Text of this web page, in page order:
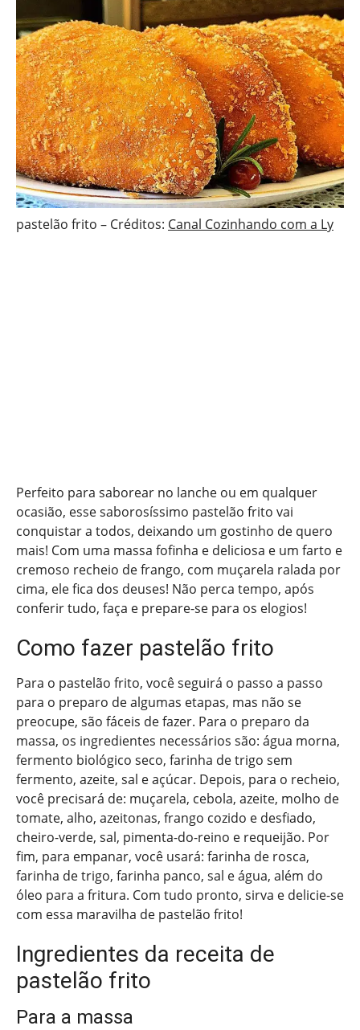
pastelão frito – Créditos: Canal Cozinhando com a Ly
Perfeito para saborear no lanche ou em qualquer
ocasião, esse saborosíssimo pastelão frito vai
conquistar a todos, deixando um gostinho de quero
mais! Com uma massa fofinha e deliciosa e um farto e
cremoso recheio de frango, com muçarela ralada por
cima, ele fica dos deuses! Não perca tempo, após
conferir tudo, faça e prepare-se para os elogios!
Como fazer pastelão frito
Para o pastelão frito, você seguirá o passo a passo
para o preparo de algumas etapas, mas não se
preocupe, são fáceis de fazer. Para o preparo da
massa, os ingredientes necessários são: água morna,
fermento biológico seco, farinha de trigo sem
fermento, azeite, sal e açúcar. Depois, para o recheio,
você precisará de: muçarela, cebola, azeite, molho de
tomate, alho, azeitonas, frango cozido e desfiado,
cheiro-verde, sal, pimenta-do-reino e requeijão. Por
fim, para empanar, você usará: farinha de rosca,
farinha de trigo, farinha panco, sal e água, além do
óleo para a fritura. Com tudo pronto, sirva e delicie-se
com essa maravilha de pastelão frito!
Ingredientes da receita de
pastelão frito
Para a massa